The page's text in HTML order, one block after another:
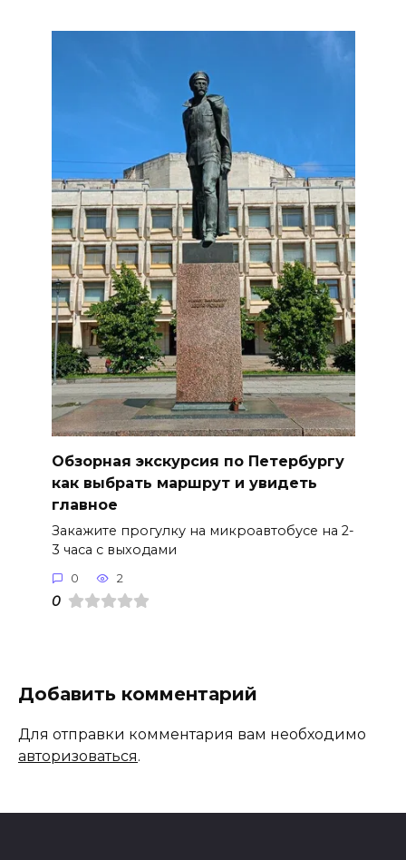
Обзорная экскурсия по Петербургу
как выбрать маршрут и увидеть
главное
Закажите прогулку на микроавтобусе на 2-
3 часа с выходами
0 2
0
Добавить комментарий
Для отправки комментария вам необходимо
авторизоваться.